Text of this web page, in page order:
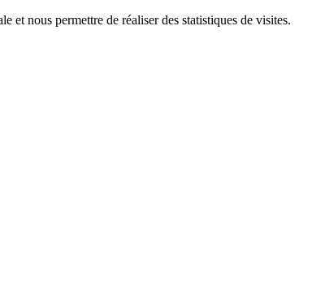
et nous permettre de réaliser des statistiques de visites.